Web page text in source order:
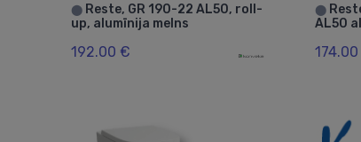
⬤ Reste, GR 190-22 AL50, roll-
up, alumīnija melns
192.00 €
⬤
AL50